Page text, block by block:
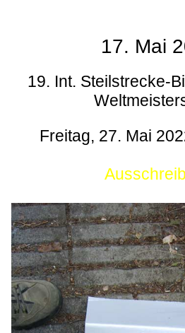
17. Mai
19. Int. Steilstrecke-
Freitag, 27. Mai